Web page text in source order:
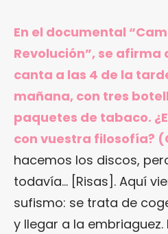
En el documental
Revolución”, se afirma
canta a las 4 de la
mañana, con tres
paquetes de tabaco.
con vuestra filosofía?
hacemos los discos,
todavía… [Risas]. Aquí
sufismo: se trata de
y llegar a la embriaguez.